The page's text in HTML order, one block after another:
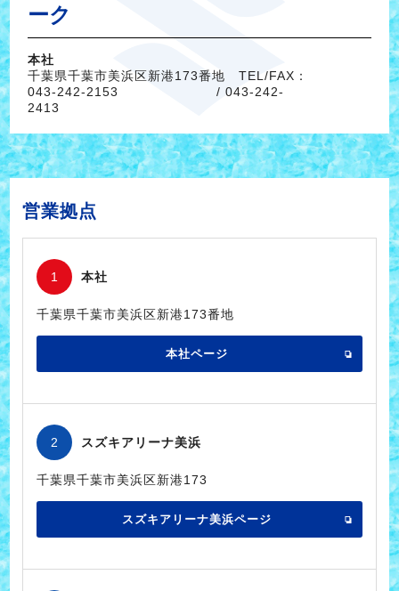
ーク
本社
千葉県千葉市美浜区新港173番地 TEL/FAX：
043-242-2153
/ 043-242-
2413
営業拠点
1 本社
千葉県千葉市美浜区新港173番地
本社ページ
2 スズキアリーナ美浜
千葉県千葉市美浜区新港173
スズキアリーナ美浜ページ